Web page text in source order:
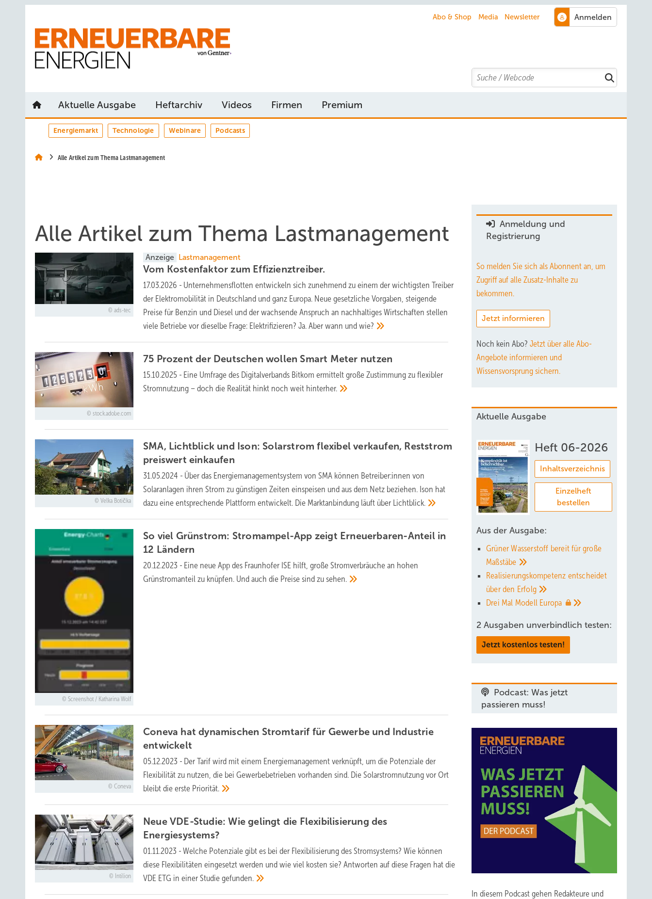
Abo & Shop Media Newsletter
Search
Aktuelle Ausgabe Heftarchiv Videos Firmen Premium
Energiemarkt Technologie Webinare Podcasts
Alle Artikel zum Thema Lastmanagement
Alle Artikel zum Thema Lastmanagement
ads-tec
Anzeige Lastmanagement
Vom Kostenfaktor zum Effizienztreiber.
17.03.2026 - Unternehmensflotten entwickeln sich zunehmend zu einem der wichtigsten Treiber
der Elektromobilität in Deutschland und ganz Europa. Neue gesetzliche Vorgaben, steigende
Preise für Benzin und Diesel und der wachsende Anspruch an nachhaltiges Wirtschaften stellen
viele Betriebe vor dieselbe Frage: Elektrifizieren? Ja. Aber wann undwie?
stock.adobe.com
75 Prozent der Deutschen wollen Smart Meter nutzen
15.10.2025 - Eine Umfrage des Digitalverbands Bitkom ermittelt große Zustimmung zu flexibler
Stromnutzung – doch die Realität hinkt noch weit hinterher.
Velka Botička
SMA, Lichtblick und Ison: Solarstrom flexibel verkaufen, Reststrom
preiswerteinkaufen
31.05.2024 - Über das Energiemanagementsystem von SMA können Betreiber:innen von
Solaranlagen ihren Strom zu günstigen Zeiten einspeisen und aus dem Netz beziehen. Ison hat
dazu eine entsprechende Plattform entwickelt. Die Marktanbindung läuft über Lichtblick.
Screenshot / Katharina Wolf
So viel Grünstrom: Stromampel-App zeigt Erneuerbaren-Anteil in
12 Ländern
20.12.2023 - Eine neue App des Fraunhofer ISE hilft, große Stromverbräuche an hohen
Grünstromanteil zu knüpfen. Und auch die Preise sind zusehen.
Coneva
Coneva hat dynamischen Stromtarif für Gewerbe und Industrie
entwickelt
05.12.2023 - Der Tarif wird mit einem Energiemanagement verknüpft, um die Potenziale der
Flexibilität zu nutzen, die bei Gewerbebetrieben vorhanden sind. Die Solarstromnutzung vor Ort
bleibt die erste Priorität.
Intilion
Neue VDE-Studie: Wie gelingt die Flexibilisierung des
Energiesystems?
01.11.2023 - Welche Potenziale gibt es bei der Flexibilisierung des Stromsystems? Wie können
diese Flexibilitäten eingesetzt werden und wie viel kosten sie? Antworten auf diese Fragen hat die
VDE ETG in einer Studiegefunden.
Anmeldung und
Registrierung
So melden Sie sich als Abonnent an, um
Zugriff auf alle Zusatz-Inhalte zu
bekommen.
Jetzt informieren
Noch kein Abo? Jetzt über alle Abo-
Angebote informieren und
Wissensvorsprung sichern.
Aktuelle Ausgabe
Heft 06-2026
Inhaltsverzeichnis
Einzelheft
bestellen
Aus der Ausgabe:
Grüner Wasserstoff bereit für große
Maßstäbe
Realisierungskompetenz entscheidet
über den Erfolg
Drei Mal Modell Europa
2 Ausgaben unverbindlich testen:
Jetzt kostenlos testen!
Podcast: Was jetzt
passieren muss!
In diesem Podcast gehen Redakteure und